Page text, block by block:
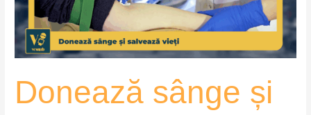
Donează sânge și
VoxQub